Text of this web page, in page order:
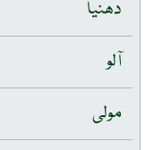
دھنیا
آلو
مولی